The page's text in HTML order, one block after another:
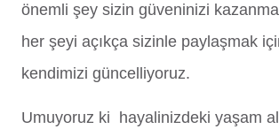
önemli şey sizin güveninizi
her şeyi açıkça sizinle paylaşmak
kendimizi güncelliyoruz.
Umuyoruz ki hayalinizdeki yaşam